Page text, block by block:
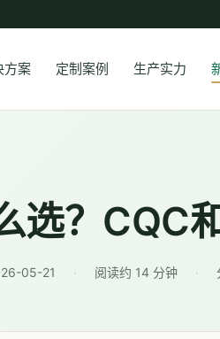
方案 定制案例 生产实力
选？CQC
05-21 · 阅读约 14 分钟 ·